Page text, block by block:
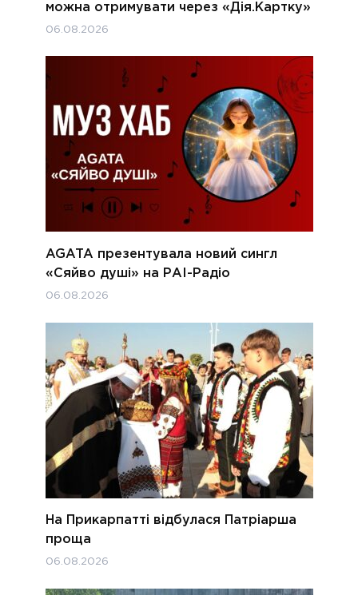
можна отримувати через «Дія.Картку»
06.08.2026
AGATA презентувала новий сингл
«Сяйво душі» на РАІ-Радіо
06.08.2026
На Прикарпатті відбулася Патріарша
проща
06.08.2026